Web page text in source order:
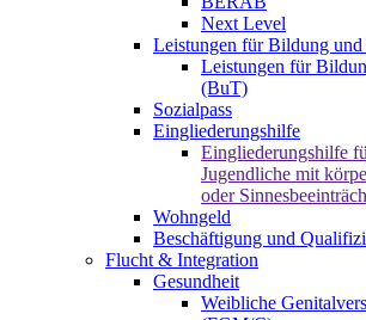
Next Level
Leistungen für Bildung und
Leistungen für
(BuT)
Sozialpass
Eingliederungshilfe
Eingliederungshilfe
Jugendliche mit
oder
Wohngeld
Beschäftigung und
Flucht & Integration
Gesundheit
Weibliche